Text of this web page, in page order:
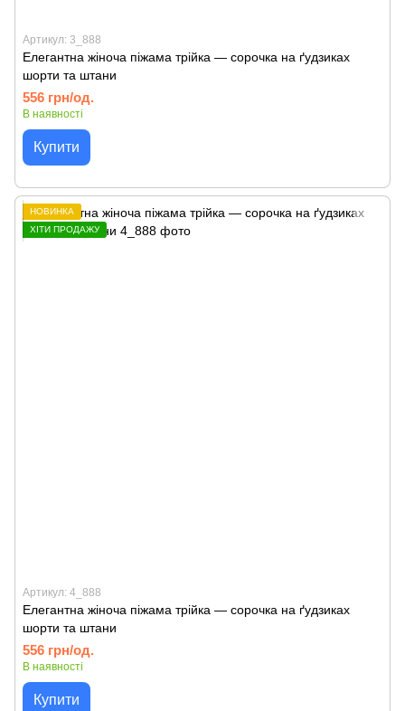
Артикул: 3_888
Елегантна жіноча піжама трійка — сорочка на ґудзиках
шорти та штани
556 грн/од.
В наявності
Купити
НОВИНКА
ХІТИ ПРОДАЖУ
Артикул: 4_888
Елегантна жіноча піжама трійка — сорочка на ґудзиках
шорти та штани
556 грн/од.
В наявності
Купити